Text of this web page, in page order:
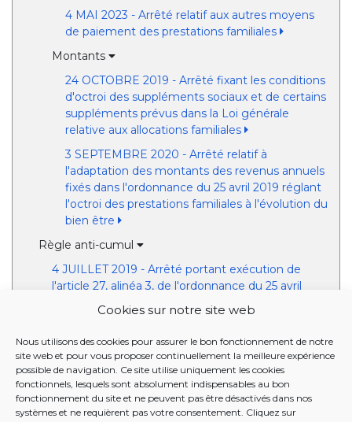
Cookies sur notre site web
Nous utilisons des cookies pour assurer le bon fonctionnement de notre
site web et pour vous proposer continuellement la meilleure expérience
possible de navigation. Ce site utilise uniquement les cookies
fonctionnels, lesquels sont absolument indispensables au bon
fonctionnement du site et ne peuvent pas être désactivés dans nos
systèmes et ne requièrent pas votre consentement. Cliquez sur
4 MAI 2023 - Arrêté relatif aux autres moyens
de paiement des prestations familiales
Montants
24 OCTOBRE 2019 - Arrêté fixant les conditions
d'octroi des suppléments sociaux et de certains
suppléments prévus dans la Loi générale
relative aux allocations familiales
3 SEPTEMBRE 2020 - Arrêté relatif à
l'adaptation des montants des revenus annuels
fixés dans l'ordonnance du 25 avril 2019 réglant
l'octroi des prestations familiales à l'évolution du
bien être
Règle anti-cumul
4 JUILLET 2019 - Arrêté portant exécution de
l'article 27, alinéa 3, de l'ordonnance du 25 avril
2019 réglant l'octroi des prestations familiales
Circulaires de l'Office
Lettres circulaires
Accords de coopération